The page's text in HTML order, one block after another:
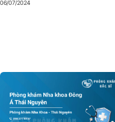
06/07/2024